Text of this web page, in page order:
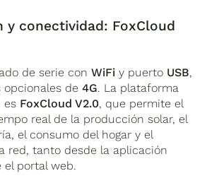
que añade flexibilidad a la
ubicación del inversor.
la filosofía de instalación
y la configuración por defecto
de los escenarios de
de ajustes
reduce el tiempo de puesta en
los errores de
y conectividad: FoxCloud
de serie conWiFi y puerto USB,
opcionales de4G. La plataforma
es FoxCloud V2.0, que permite el
real de la producción solar, el
el consumo del hogar y el
red, tanto desde la aplicación
el portal web.